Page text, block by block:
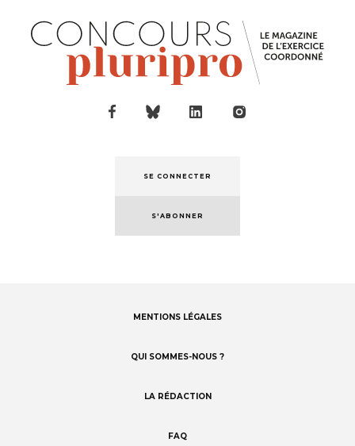
SE CONNECTER
S'ABONNER
MENTIONS LÉGALES
QUI SOMMES-NOUS ?
LA RÉDACTION
FAQ